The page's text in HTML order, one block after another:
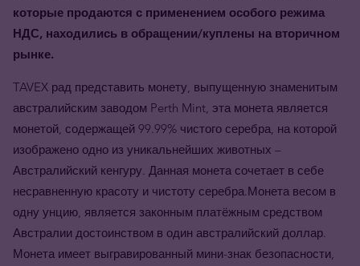
которые продаются с применением особого режима
НДС, находились в обращении/куплены на вторичном
рынке.
TAVEX рад представить монету, выпущенную знаменитым
австралийским заводом Perth Mint, эта монета является
монетой, содержащей 99.99% чистого серебра, на которой
изображено одно из уникальнейших животных –
Австралийский кенгуру. Данная монета сочетает в себе
несравненную красоту и чистоту серебра.Монета весом в
одну унцию, является законным платёжным средством
Австралии достоинством в один австралийский доллар.
Монета имеет выгравированный мини-знак безопасности,